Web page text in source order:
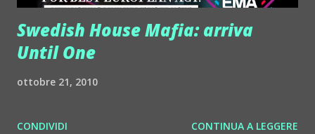
Swedish House Mafia: arriva
Until One
ottobre 21, 2010
CONDIVIDI CONTINUA A LEGGERE